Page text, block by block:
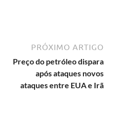
PRÓXIMO ARTIGO
Preço do petróleo dispara
após ataques novos
ataques entre EUA e Irã